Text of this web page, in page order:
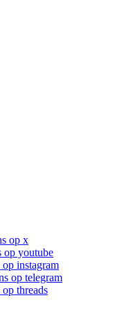
op x
op youtube
instagram
op telegram
threads